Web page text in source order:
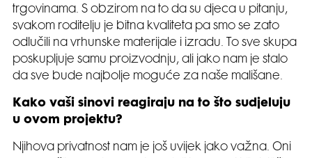
trgovinama. S obzirom na to da su djeca u pitanju,
svakom roditelju je bitna kvaliteta pa smo se zato
odlučili na vrhunske materijale i izradu. To sve skupa
poskupljuje samu proizvodnju, ali jako nam je stalo
da sve bude najbolje moguće za naše mališane.
Kako vaši sinovi reagiraju na to što sudjeluju
u ovom projektu?
Njihova privatnost nam je još uvijek jako važna. Oni